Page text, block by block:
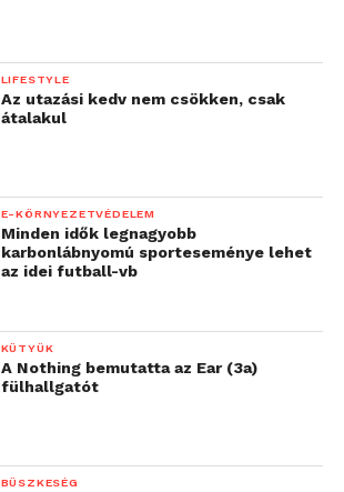
LIFESTYLE
Az utazási kedv nem csökken, csak
átalakul
E-KÖRNYEZETVÉDELEM
Minden idők legnagyobb
karbonlábnyomú sporteseménye lehet
az idei futball-vb
KÜTYÜK
A Nothing bemutatta az Ear (3a)
fülhallgatót
BÜSZKESÉG